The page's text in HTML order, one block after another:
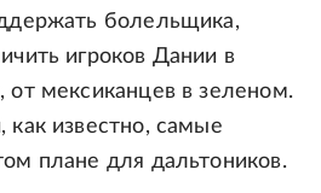
болельщика,
игроков Дании в
от мексиканцев в зеленом.
как известно, самые
плане для дальтоников.